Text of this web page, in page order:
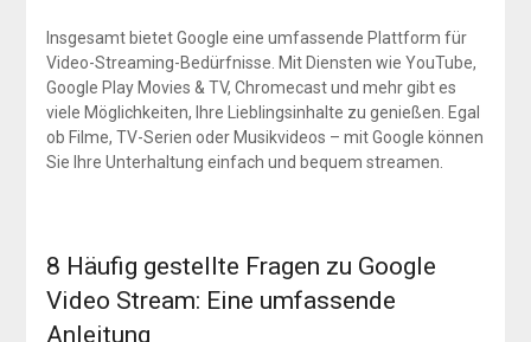
Insgesamt bietet Google eine umfassende Plattform für
Video-Streaming-Bedürfnisse. Mit Diensten wie YouTube,
Google Play Movies & TV, Chromecast und mehr gibt es
viele Möglichkeiten, Ihre Lieblingsinhalte zu genießen. Egal
ob Filme, TV-Serien oder Musikvideos – mit Google können
Sie Ihre Unterhaltung einfach und bequem streamen.
8 Häufig gestellte Fragen zu Google
Video Stream: Eine umfassende
Anleitung